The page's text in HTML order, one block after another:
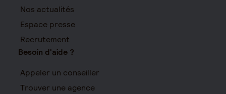
Nos actualités
Espace presse
Recrutement
Besoin d'aide ?
Appeler un conseiller
Trouver une agence